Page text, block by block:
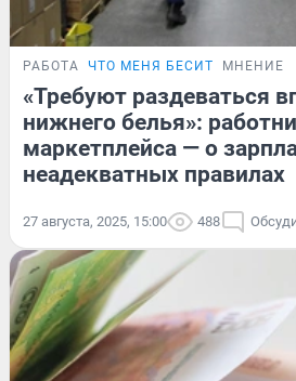
РАБОТА ЧТО МЕНЯ БЕСИТ МНЕНИЕ
«Требуют раздеваться
нижнего белья»:
маркетплейса — о
неадекватных правилах
27 августа, 2025, 15:00 488